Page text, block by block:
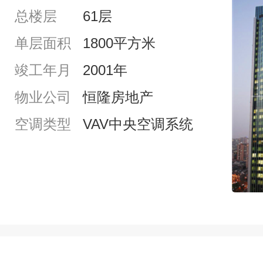
总楼层
61层
单层面积
1800平方米
竣工年月
2001年
物业公司
恒隆房地产
空调类型
VAV中央空调系统